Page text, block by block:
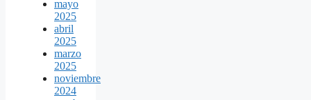
mayo
2025
abril
2025
marzo
2025
noviembre
2024